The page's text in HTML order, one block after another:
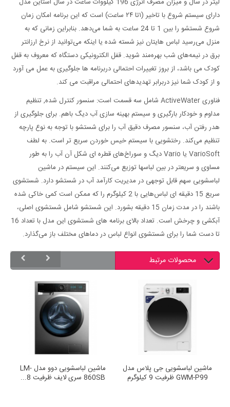
دارای سیستم شروع با تاخیر (۱تا ۲۴ ساعت) است که این برنامه امکان زمان
شروع شستشو را بین 1 تا 24 ساعت به شما ‌می‌دهد. بنابراین زمانی که به
منزل می‌رسید لباس هایتان نیز شسته شده یا اینکه می‌توانید از نرخ ارزانتر
برق در نیمه‌های شب بهره‌مند شوید. قفل الکترونیکی دستگاه که معروف به قفل
کودک می باشد، از بروز تغییرات احتمالی دربرنامه ها جلوگیری به عمل می آورد
و از کودک شما نیز دربرابر تهدیدهای احتمالی مراقبت می کند.
فناوری ActiveWater شامل سه قسمت است: سنسور کنترل شده, تنظیم
مداوم و خودکار بارگیری و سیستم بهینه سازی آب دیگ باهم. برای جلوگیری از
هدر رفتن آب، سنسور مصرف دقیق آب را برای شستشو با توجه به نوع پارچه
تنظیم می‌کند. رختشویی با سیستم خیس خوردن سریع تر است. به لطف
VarioSoft یا Vario دیگ و سوراخ‌های قطره ای شکل آن آب را به طور
مساوی و سریعتر در بین لباسها توزیع می‌کنند. این سیستم در ماشین
لباسشویی سهم قابل توجهی در مدیریت کارآمد آب در شستشو دارد. شستشوی
سریع 15 دقیقه ای لباس‌هایی با 2 کیلوگرم را که ممکن است کمی خاکی شده
باشند را در مدت زمان 15 دقیقه بشورد. این شستشو شامل شستشوی اصلی،
آبکشی و چرخش است. تعداد بالای برنامه های شستشوی این مدل با تعداد 16
تا دست شما را برای شستشوی انواع لباس در دماهای مختلف باز می‌گذارد.
محصولات مرتبط
ماشین لباسشویی دوو مدل LM-
860SB سری لایف ظرفیت 8...
ماشین لباسشویی جی پلاس مدل
GWM-P99 ظرفیت 9 کیلوگرم